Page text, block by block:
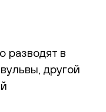
разводят в
другой